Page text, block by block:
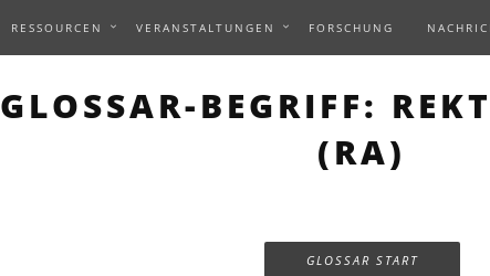
RESSOURCEN VERANSTALTUNGEN FORSCHUNG
GLOSSAR-BEGRIFF:
(RA)
GLOSSAR START